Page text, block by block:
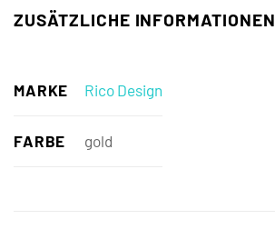
ZUSÄTZLICHE INFORMATIONEN
MARKE Rico Design
FARBE gold